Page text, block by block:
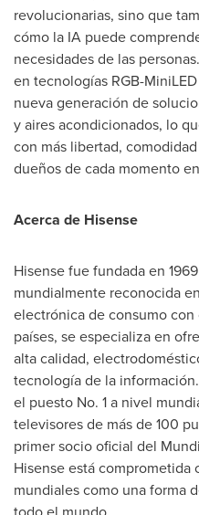
revolucionarias, sino que
cómo la IA puede
necesidades de las
en tecnologías RGB-
nueva generación de
y aires acondicionados, lo
con más libertad,
dueños de cada momento
Acerca de Hisense
Hisense fue fundada en
mundialmente reconocida
electrónica de consumo con
países, se especializa en
alta calidad,
tecnología de la
el puesto No. 1 a nivel
televisores de más de 100
primer socio oficial del
Hisense está comprometida
mundiales como una forma